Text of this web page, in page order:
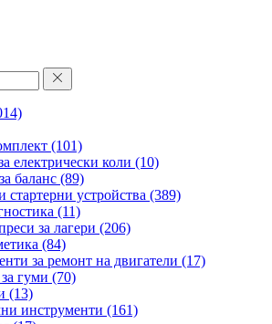
(101)
електрически коли (10)
баланс (89)
стартерни устройства (389)
(11)
за лагери (206)
(84)
за ремонт на двигатели (17)
гуми (70)
(13)
инструменти (161)